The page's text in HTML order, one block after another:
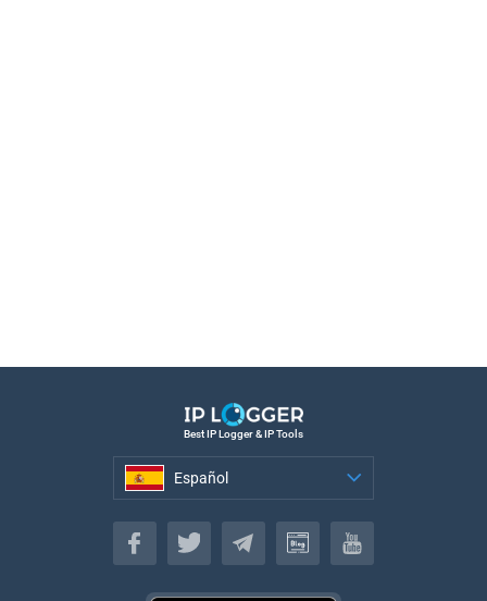
Best IP Logger & IP Tools
Español
Español